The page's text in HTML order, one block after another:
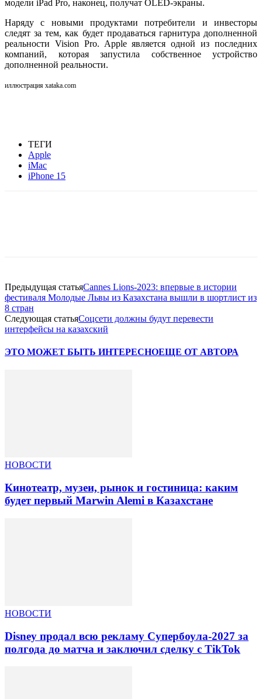
модели iPad Pro, наконец, получат OLED-экраны.
Наряду с новыми продуктами потребители и инвесторы
следят за тем, как будет продаваться гарнитура дополненной
реальности Vision Pro. Apple является одной из последних
компаний, которая запустила собственное устройство
дополненной реальности.
иллюстрация xataka.com
ТЕГИ
Apple
iMac
iPhone 15
Предыдущая статьяCannes Lions-2023: впервые в истории
фестиваля Молодые Львы из Казахстана вышли в шортлист из
8 стран
Следующая статьяСоцсети должны будут перевести
интерфейсы на казахский
ЭТО МОЖЕТ БЫТЬ ИНТЕРЕСНОЕЩЕ ОТ АВТОРА
НОВОСТИ
Кинотеатр, музеи, рынок и гостиница: каким
будет первый Marwin Alemi в Казахстане
НОВОСТИ
Disney продал всю рекламу Супербоула-2027 за
полгода до матча и заключил сделку с TikTok